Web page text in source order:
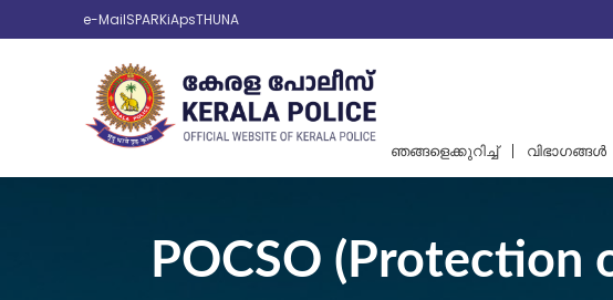
e-MailSPARKiApsTHUNA
ഞങ്ങളെക്കുറിച്ച് വിഭാഗങ്ങള്‍
POCSO (Protection